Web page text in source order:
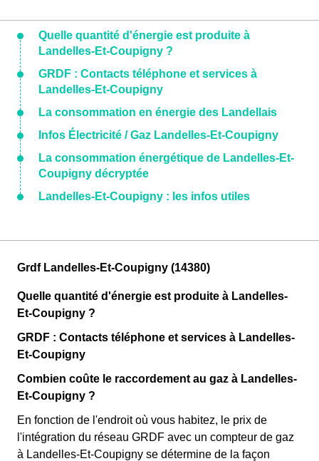
Quelle quantité d'énergie est produite à
Landelles-Et-Coupigny ?
GRDF : Contacts téléphone et services à
Landelles-Et-Coupigny
La consommation en énergie des Landellais
Infos Électricité / Gaz Landelles-Et-Coupigny
La consommation énergétique de Landelles-Et-
Coupigny décryptée
Landelles-Et-Coupigny : les infos utiles
Grdf Landelles-Et-Coupigny (14380)
Quelle quantité d'énergie est produite à Landelles-
Et-Coupigny ?
GRDF : Contacts téléphone et services à Landelles-
Et-Coupigny
Combien coûte le raccordement au gaz à Landelles-
Et-Coupigny ?
En fonction de l'endroit où vous habitez, le prix de
l'intégration du réseau GRDF avec un compteur de gaz
à Landelles-Et-Coupigny se détermine de la façon